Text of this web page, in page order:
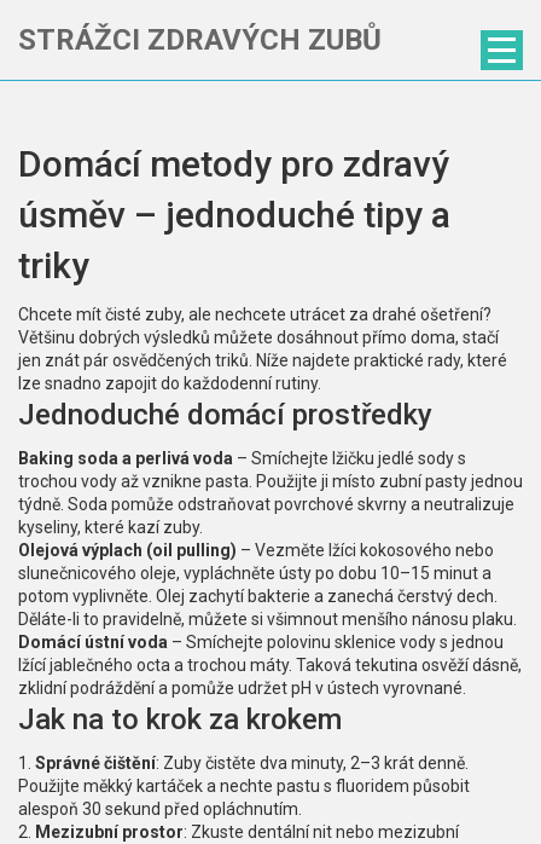
STRÁŽCI ZDRAVÝCH ZUBŮ
Domácí metody pro zdravý
úsměv – jednoduché tipy a
triky
Chcete mít čisté zuby, ale nechcete utrácet za drahé ošetření?
Většinu dobrých výsledků můžete dosáhnout přímo doma, stačí
jen znát pár osvědčených triků. Níže najdete praktické rady, které
lze snadno zapojit do každodenní rutiny.
Jednoduché domácí prostředky
Baking soda a perlivá voda – Smíchejte lžičku jedlé sody s
trochou vody až vznikne pasta. Použijte ji místo zubní pasty jednou
týdně. Soda pomůže odstraňovat povrchové skvrny a neutralizuje
kyseliny, které kazí zuby.
Olejová výplach (oil pulling) – Vezměte lžíci kokosového nebo
slunečnicového oleje, vypláchněte ústy po dobu 10–15 minut a
potom vyplivněte. Olej zachytí bakterie a zanechá čerstvý dech.
Děláte-li to pravidelně, můžete si všimnout menšího nánosu plaku.
Domácí ústní voda – Smíchejte polovinu sklenice vody s jednou
lžící jablečného octa a trochou máty. Taková tekutina osvěží dásně,
zklidní podráždění a pomůže udržet pH v ústech vyrovnané.
Jak na to krok za krokem
1. Správné čištění: Zuby čistěte dva minuty, 2–3 krát denně.
Použijte měkký kartáček a nechte pastu s fluoridem působit
alespoň 30 sekund před opláchnutím.
2.
Mezizubní prostor: Zkuste dentální nit nebo mezizubní